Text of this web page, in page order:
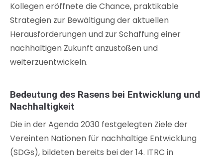
Kollegen eröffnete die Chance, praktikable
Strategien zur Bewältigung der aktuellen
Herausforderungen und zur Schaffung einer
nachhaltigen Zukunft anzustoßen und
weiterzuentwickeln.
Bedeutung des Rasens bei Entwicklung und
Nachhaltigkeit
Die in der Agenda 2030 festgelegten Ziele der
Vereinten Nationen für nachhaltige Entwicklung
(SDGs), bildeten bereits bei der 14. ITRC in